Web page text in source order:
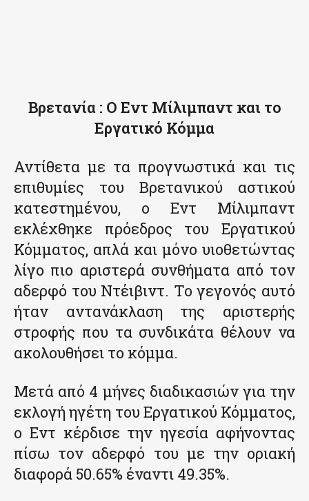
Βρετανία : Ο Εντ Μίλιμπαντ και το
Εργατικό Κόμμα
Αντίθετα με τα προγνωστικά και τις
επιθυμίες του Βρετανικού αστικού
κατεστημένου, ο Εντ Μίλιμπαντ
εκλέχθηκε πρόεδρος του Εργατικού
Κόμματος, απλά και μόνο υιοθετώντας
λίγο πιο αριστερά συνθήματα από τον
αδερφό του Ντέιβιντ. Το γεγονός αυτό
ήταν αντανάκλαση της αριστερής
στροφής που τα συνδικάτα θέλουν να
ακολουθήσει το κόμμα.
Μετά από 4 μήνες διαδικασιών για την
εκλογή ηγέτη του Εργατικού Κόμματος,
ο Εντ κέρδισε την ηγεσία αφήνοντας
πίσω τον αδερφό του με την οριακή
διαφορά 50.65% έναντι 49.35%.